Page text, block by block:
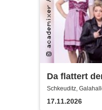
Da flattert
H.Blank, A.
Köbernick
Schkeuditz,
17.11.2026